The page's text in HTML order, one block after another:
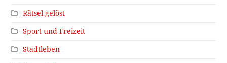
Rätsel gelöst
Sport und Freizeit
Stadtleben